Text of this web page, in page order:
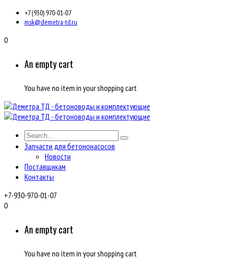
+7 (930) 970-01-07
msk@demetra-td.ru
0
An empty cart
You have no item in your shopping cart
Запчасти для бетононасосов
Новости
Поставщикам
Контакты
+7-930-970-01-07
0
An empty cart
You have no item in your shopping cart